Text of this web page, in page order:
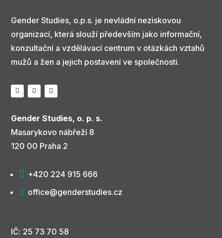
Gender Studies, o.p.s. je nevládní neziskovou
organizací, která slouží především jako informační,
konzultační a vzdělávací centrum v otázkách vztahů
mužů a žen a jejich postavení ve společnosti.
Gender Studies, o. p. s.
Masarykovo nábřeží 8
120 00 Praha 2
 +420 224 915 666
 office@genderstudies.cz
IČ: 25 73 70 58